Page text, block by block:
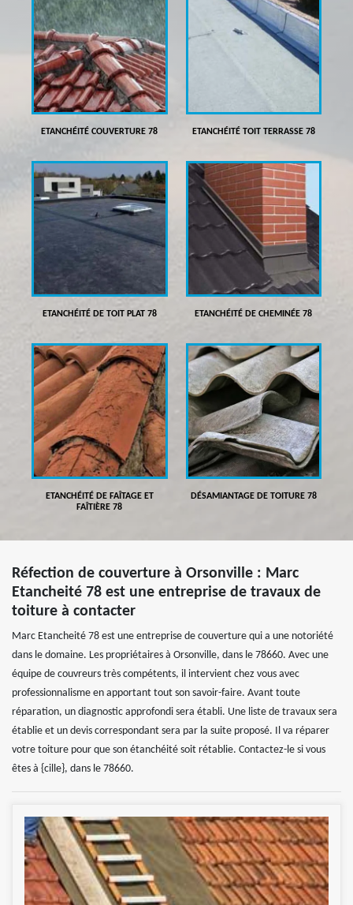
ETANCHÉITÉ COUVERTURE 78 ETANCHÉITÉ TOIT TERRASSE 78
ETANCHÉITÉ DE TOIT PLAT 78 ETANCHÉITÉ DE CHEMINÉE 78
ETANCHÉITÉ DE FAÎTAGE ET
FAÎTIÈRE 78
DÉSAMIANTAGE DE TOITURE 78
Réfection de couverture à Orsonville : Marc
Etancheité 78 est une entreprise de travaux de
toiture à contacter
Marc Etancheité 78 est une entreprise de couverture qui a une notoriété
dans le domaine. Les propriétaires à Orsonville, dans le 78660. Avec une
équipe de couvreurs très compétents, il intervient chez vous avec
professionnalisme en apportant tout son savoir-faire. Avant toute
réparation, un diagnostic approfondi sera établi. Une liste de travaux sera
établie et un devis correspondant sera par la suite proposé. Il va réparer
votre toiture pour que son étanchéité soit rétablie. Contactez-le si vous
êtes à {cille}, dans le 78660.